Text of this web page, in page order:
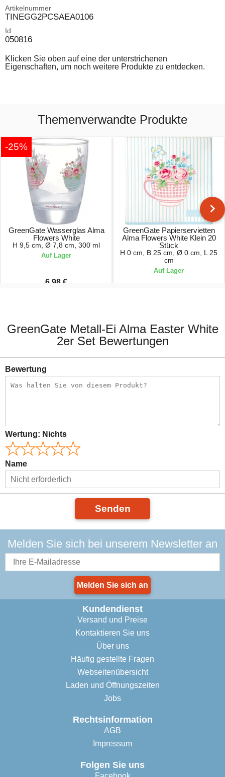
Artikelnummer
TINEGG2PCSAEA0106
Id
050816
Klicken Sie oben auf eine der unterstrichenen
Eigenschaften, um noch weitere Produkte zu entdecken.
Themenverwandte Produkte
-25%
GreenGate Wasserglas Alma
Flowers White
H 9,5 cm, Ø 7,8 cm, 300 ml
Auf Lager
6,98 €
GreenGate Papierservietten
Alma Flowers White Klein 20
Stück
H 0 cm, B 25 cm, Ø 0 cm, L 25
cm
Auf Lager
GreenGate Metall-Ei Alma Easter White
2er Set Bewertungen
Bewertung
Wertung: Nichts
Name
Senden
Melden Sie sich bei unserem Newsletter an
Melden Sie sich an
Kundendienst
Versand und Preise
Kontaktieren Sie uns
Über uns
Häufig gestellte Fragen
Webseitenübersicht
Laden und Öffnungszeiten
Jobs
Rechtsinformation
AGB
Impressum
Folgen Sie uns